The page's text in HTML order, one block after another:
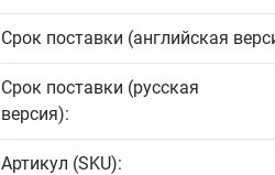
Срок поставки (английская
Срок поставки (русская
версия):
Артикул (SKU):